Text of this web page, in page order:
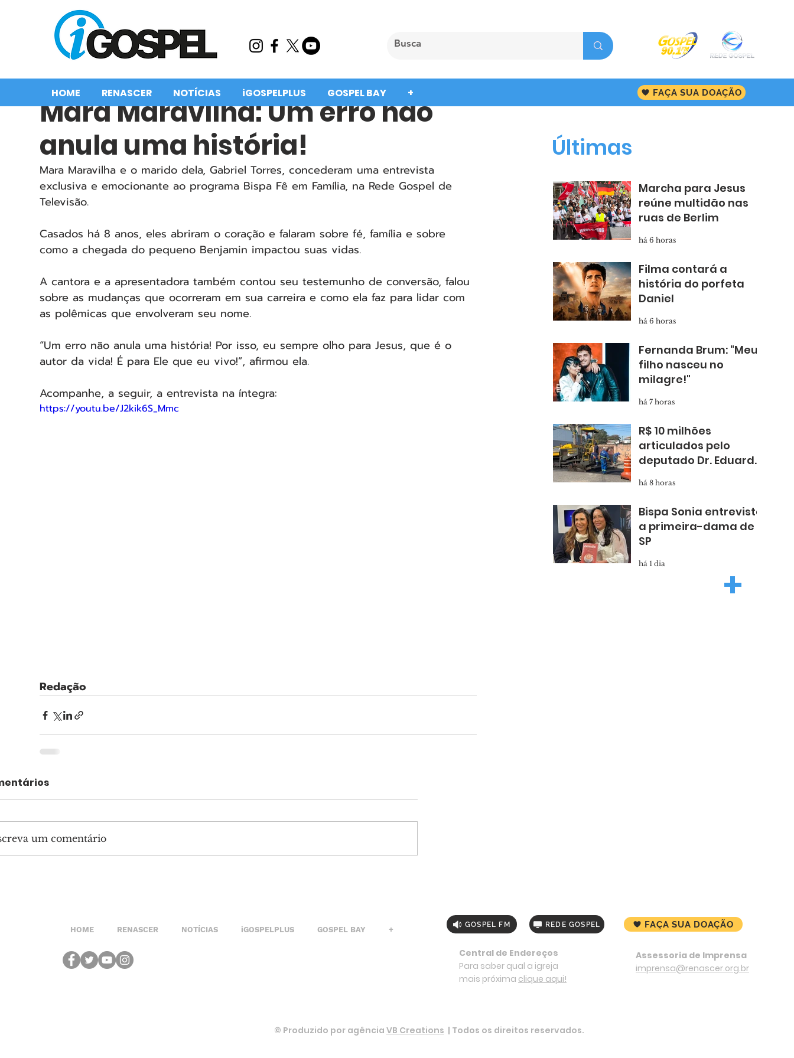
HOME RENASCER NOTÍCIAS iGOSPELPLUS GOSPEL BAY + FAÇA SUA DOAÇÃO
Mara Maravilha: Um erro não
anula uma história!
Mara Maravilha e o marido dela, Gabriel Torres, concederam uma entrevista
exclusiva e emocionante ao programa Bispa Fê em Família, na Rede Gospel de
Televisão.
Casados há 8 anos, eles abriram o coração e falaram sobre fé, família e sobre
como a chegada do pequeno Benjamin impactou suas vidas.
A cantora e a apresentadora também contou seu testemunho de conversão, falou
sobre as mudanças que ocorreram em sua carreira e como ela faz para lidar com
as polêmicas que envolveram seu nome.
“Um erro não anula uma história! Por isso, eu sempre olho para Jesus, que é o
autor da vida! É para Ele que eu vivo!”, afirmou ela.
Acompanhe, a seguir, a entrevista na íntegra:
https://youtu.be/J2kik6S_Mmc
Redação
um comentário
Marcha para Jesus
reúne multidão nas
ruas de Berlim
há 6 horas
Filma contará a
história do porfeta
Daniel
há 6 horas
Fernanda Brum: "Meu
filho nasceu no
milagre!"
há 7 horas
R$ 10 milhões
articulados pelo
deputado Dr. Eduardo
asfalto novo para
Taboão
há 8 horas
Bispa Sonia entrevista
a primeira-dama de
SP
há 1 dia
Últimas
+
HOME RENASCER NOTÍCIAS iGOSPELPLUS GOSPEL BAY +
GOSPEL FM REDE GOSPEL
Central de Endereços
Para saber qual a igreja
mais próxima clique aqui!
FAÇA SUA DOAÇÃO
Assessoria de Imprensa
imprensa@renascer.org.br
© Produzido por agência VB Creations | Todos os direitos reservados.